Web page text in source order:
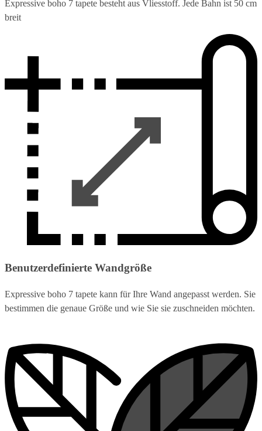
Expressive boho 7 tapete besteht aus Vliesstoff. Jede Bahn ist 50 cm
breit
Benutzerdefinierte Wandgröße
Expressive boho 7 tapete kann für Ihre Wand angepasst werden. Sie
bestimmen die genaue Größe und wie Sie sie zuschneiden möchten.